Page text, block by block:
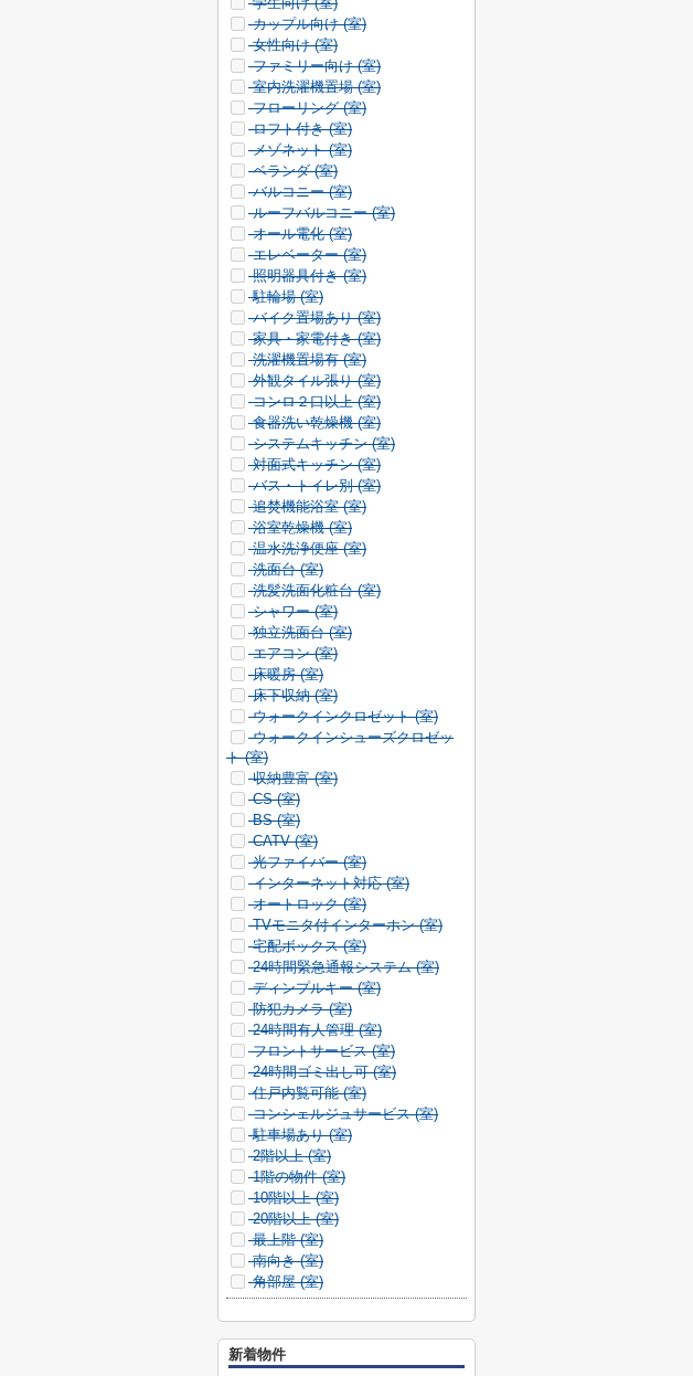
カップル向け (室)
女性向け (室)
ファミリー向け (室)
室内洗濯機置場 (室)
フローリング (室)
ロフト付き (室)
メゾネット (室)
ベランダ (室)
バルコニー (室)
ルーフバルコニー (室)
オール電化 (室)
エレベーター (室)
照明器具付き (室)
駐輪場 (室)
バイク置場あり (室)
家具・家電付き (室)
洗濯機置場有 (室)
外観タイル張り (室)
コンロ２口以上 (室)
食器洗い乾燥機 (室)
システムキッチン (室)
対面式キッチン (室)
バス・トイレ別 (室)
追焚機能浴室 (室)
浴室乾燥機 (室)
温水洗浄便座 (室)
洗面台 (室)
洗髪洗面化粧台 (室)
シャワー (室)
独立洗面台 (室)
エアコン (室)
床暖房 (室)
床下収納 (室)
ウォークインクロゼット (室)
ウォークインシューズクロゼッ
ト (室)
収納豊富 (室)
CS (室)
BS (室)
CATV (室)
光ファイバー (室)
インターネット対応 (室)
オートロック (室)
TVモニタ付インターホン (室)
宅配ボックス (室)
24時間緊急通報システム (室)
ディンプルキー (室)
防犯カメラ (室)
24時間有人管理 (室)
フロントサービス (室)
24時間ゴミ出し可 (室)
住戸内覧可能 (室)
コンシェルジュサービス (室)
駐車場あり (室)
2階以上 (室)
1階の物件 (室)
10階以上 (室)
20階以上 (室)
最上階 (室)
南向き (室)
角部屋 (室)
新着物件